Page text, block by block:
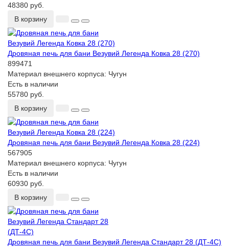
48380 руб.
В корзину
Дровяная печь для бани Везувий Легенда Ковка 28 (270)
899471
Материал внешнего корпуса: Чугун
Есть в наличии
55780 руб.
В корзину
Дровяная печь для бани Везувий Легенда Ковка 28 (224)
567905
Материал внешнего корпуса: Чугун
Есть в наличии
60930 руб.
В корзину
Дровяная печь для бани Везувий Легенда Стандарт 28 (ДТ-4С)